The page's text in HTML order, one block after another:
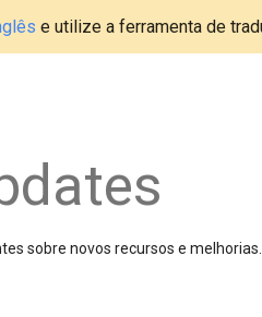
e utilize a ferramenta de
sobre novos recursos e melhorias.